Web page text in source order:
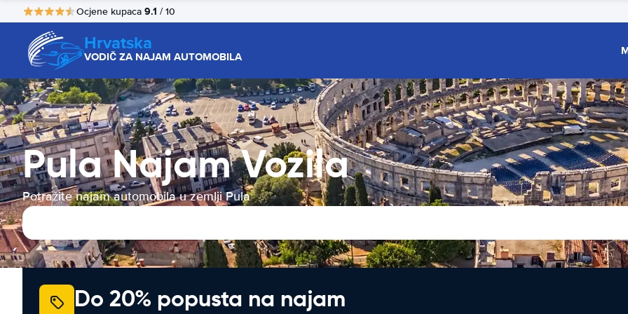
Ocjene kupaca 9.1 / 10
Hrvatska
VODIČ ZA NAJAM AUTOMOBILA
Pula Najam Vozila
Potražite najam automobila u zemlji Pula
Do 20% popusta na najam